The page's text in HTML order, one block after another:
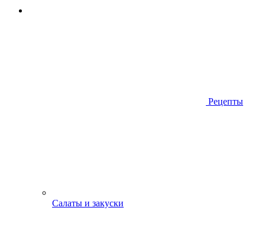
Рецепты
Салаты и закуски